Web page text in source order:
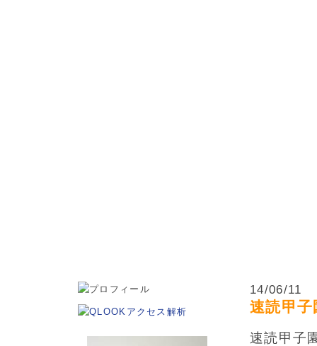
14/06/11
速読甲
速読甲子